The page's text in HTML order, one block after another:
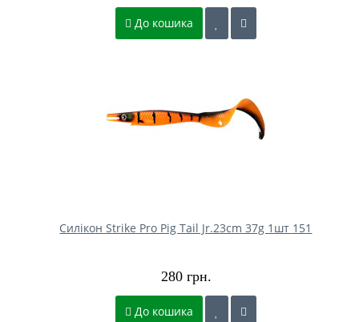
До кошика
Силікон Strike Pro Pig Tail Jr.23cm 37g 1шт 151
280 грн.
До кошика